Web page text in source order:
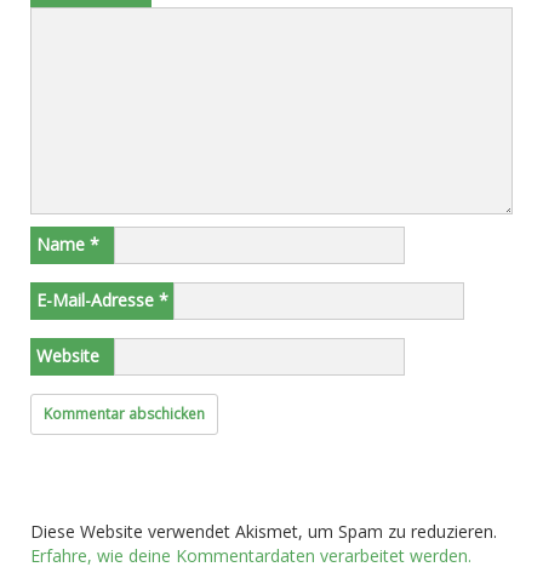
Name *
E-Mail-Adresse *
Website
Diese Website verwendet Akismet, um Spam zu reduzieren.
Erfahre, wie deine Kommentardaten verarbeitet werden.